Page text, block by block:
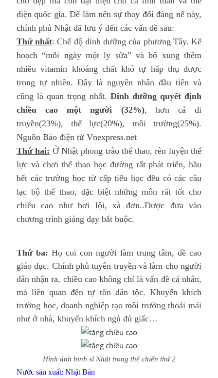
diện quốc gia.Để làm nên sự thay đổi đáng nể này,
chính phủ Nhật đã lưu ý đến các vấn đề sau:
Thứ nhất: Chế độ dinh dưỡng của phương Tây. Kế
hoạch “mỗi ngày một ly sữa” và bổ xung thêm
nhiều vitamin khoáng chất khó tự hấp thụ được
trong tự nhiên. Đây là nguyên nhân đầu tiên và
cũng là quan trọng nhất. Dinh dưỡng quyết định
chiều cao một người (32%), hơn cả di
truyền(23%), thể lực(20%), môi trường(25%).
Nguồn Báo điện tử Vnexpress.net
Thứ hai: Ở Nhật phong trào thể thao, rèn luyện thể
lực và chơi thể thao học đường rất phát triển, hầu
hết các trường học từ cấp tiểu học đều có các câu
lạc bộ thể thao, đặc biệt những môn rất tốt cho
chiều cao như bơi lội, xà đơn..Được đưa vào
chương trình giảng dạy bắt buộc.
Thứ ba: Họ coi con người làm trung tâm, đề cao
giáo dục. Chính phủ tuyên truyền và làm cho người
dân nhận ra, chiều cao không chỉ là vấn đề cá nhân,
mà liên quan đến tự tôn dân tộc. Khuyến khích
trường học, doanh nghiệp tạo môi trường thoải mái
như ở nhà, khuyến khích ngủ đủ giấc…
Hình ảnh binh sĩ Nhật trong thế chiến thứ 2
Nước sản xuất: Nhật Bản